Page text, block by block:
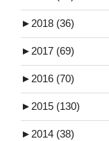
► 2018 (36)
► 2017 (69)
► 2016 (70)
► 2015 (130)
► 2014 (38)